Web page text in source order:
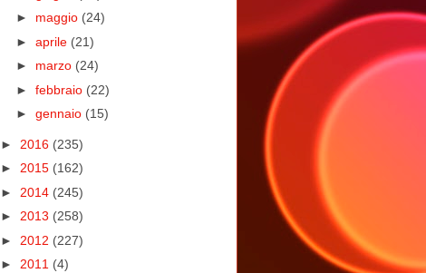
► maggio (24)
► aprile (21)
► marzo (24)
► febbraio (22)
► gennaio (15)
► 2016 (235)
► 2015 (162)
► 2014 (245)
► 2013 (258)
► 2012 (227)
► 2011 (4)